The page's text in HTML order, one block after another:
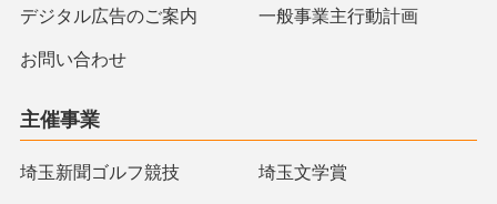
デジタル広告のご案内 一般事業主行動計画
お問い合わせ
主催事業
埼玉新聞ゴルフ競技 埼玉文学賞